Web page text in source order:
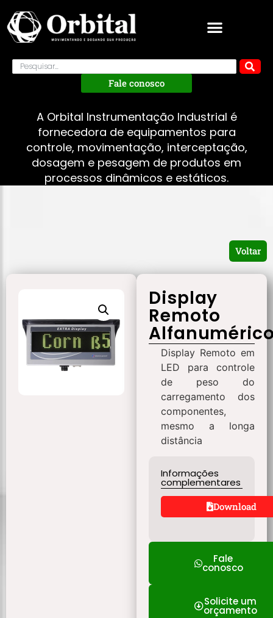
Fale conosco
A Orbital Instrumentação Industrial é
fornecedora de equipamentos para
controle, movimentação, interceptação,
dosagem e pesagem de produtos em
processos dinâmicos e estáticos.
Voltar
Display
Remoto
Display Remoto em
LED para controle
de peso do
carregamento dos
componentes,
mesmo a longa
distância
Informações
complementares
Download
Fale
conosco
Solicite um
orçamento